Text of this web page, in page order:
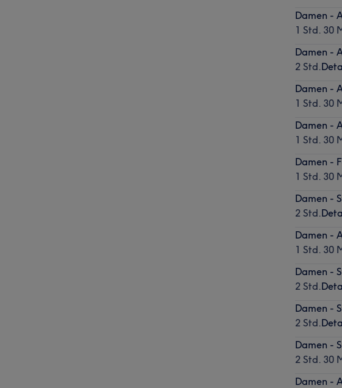
Damen -
1 Std. 30
Damen -
2 Std.
Damen -
1 Std. 30
Damen -
1 Std. 30
Damen -
1 Std. 30
Damen -
2 Std.
Damen -
1 Std. 30
Damen -
2 Std.
Damen -
2 Std.
Damen -
2 Std. 30
Damen -